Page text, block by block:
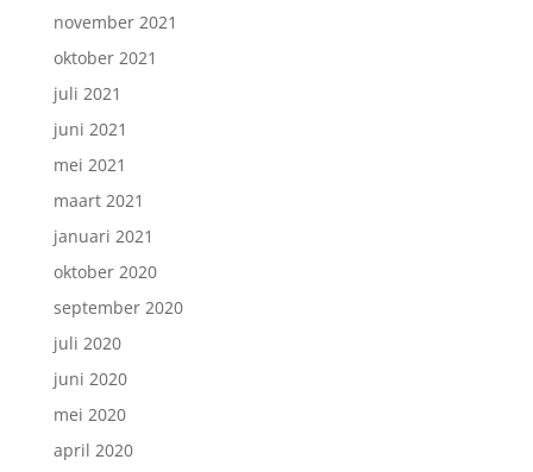
november 2021
oktober 2021
juli 2021
juni 2021
mei 2021
maart 2021
januari 2021
oktober 2020
september 2020
juli 2020
juni 2020
mei 2020
april 2020